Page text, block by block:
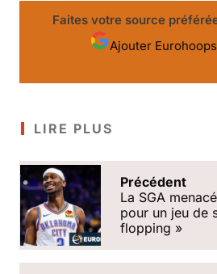
Faites votre source
Ajouter
LIRE PLUS
Précédent
La SGA
pour un jeu de
flopping »